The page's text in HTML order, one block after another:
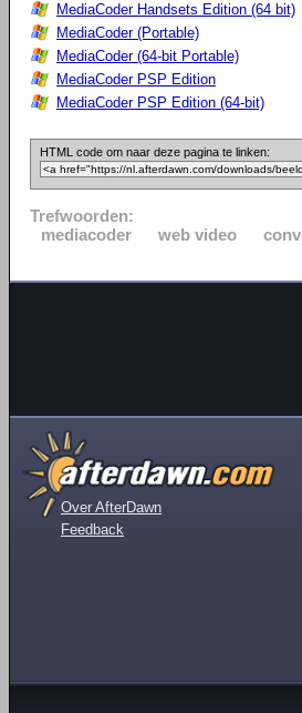
MediaCoder Handsets Edition (64 bit)
MediaCoder (Portable)
MediaCoder (64-bit Portable)
MediaCoder PSP Edition
MediaCoder PSP Edition (64-bit)
HTML code om naar deze pagina te linken:
Trefwoorden:
mediacoder
web video
Over AfterDawn
Feedback